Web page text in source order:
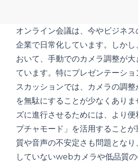
オンライン会議は、今やビジネ
企業で日常化しています。しか
おいて、手動でのカメラ調整が
ています。特にプレゼンテーショ
スカッションでは、カメラの調
を無駄にすることが少なくあり
ズに進行させるためには、より
プチャモード」を活用すること
質や音声の不安定さも問題とな
していないwebカメラや低品質